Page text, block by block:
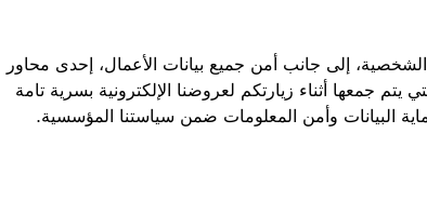
إلى جانب أمن جميع بيانات الأعمال، إحدى محاور
يتم جمعها أثناء زيارتكم لعروضنا الإلكترونية بسرية تامة
البيانات وأمن المعلومات ضمن سياستنا المؤسسية.